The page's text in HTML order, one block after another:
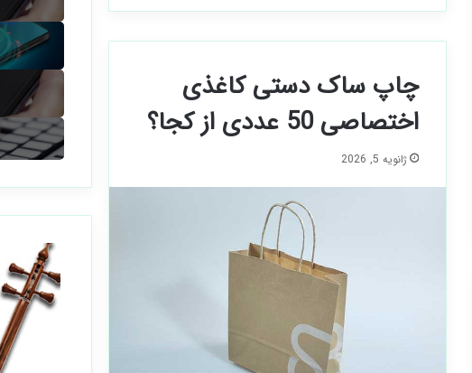
چاپ ساک دستی کاغذی
اختصاصی 50 عددی از کجا؟
ژانویه 5, 2026